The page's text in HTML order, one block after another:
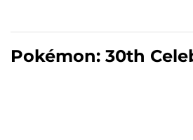
Pokémon: 30th